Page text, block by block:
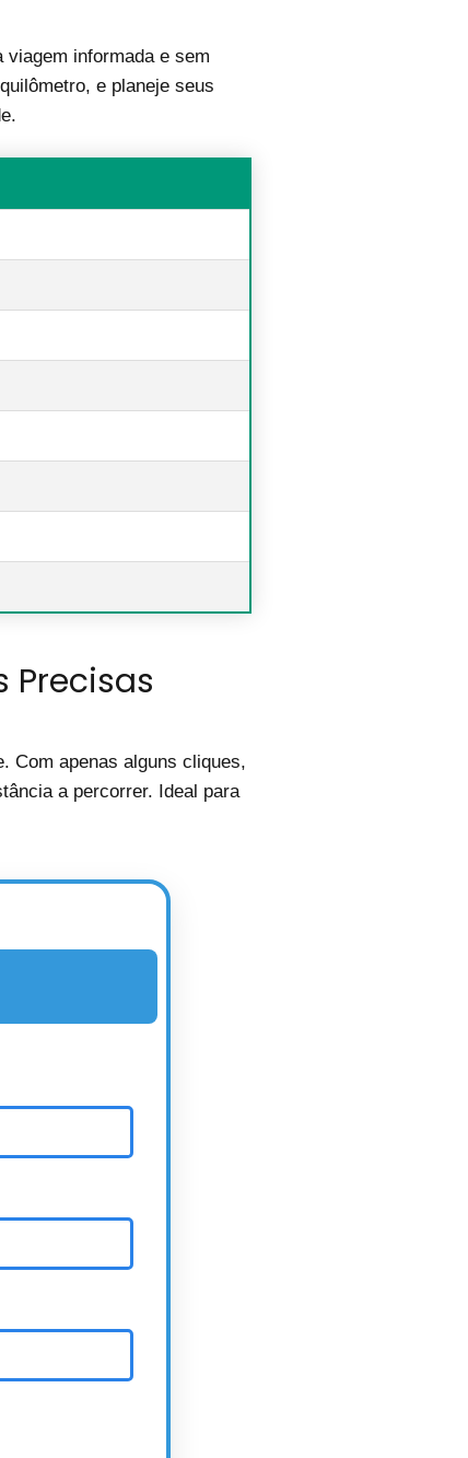
viagem informada e sem
e planeje seus
Precisas
Com apenas alguns cliques,
a percorrer. Ideal para